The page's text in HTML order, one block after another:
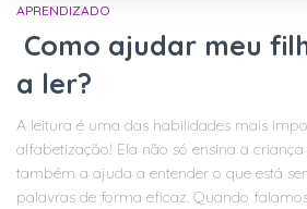
APRENDIZADO
Como ajudar meu
a ler?
A leitura é uma das habilidades mais
alfabetização! Ela não só ensina a
também a ajuda a entender o que está
palavras de forma eficaz. Quando